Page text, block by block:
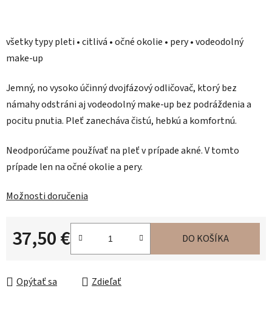
všetky typy pleti • citlivá • očné okolie • pery • vodeodolný
make-up
Jemný, no vysoko účinný dvojfázový odličovač, ktorý bez
námahy odstráni aj vodeodolný make-up bez podráždenia a
pocitu pnutia. Pleť zanecháva čistú, hebkú a komfortnú.
Neodporúčame používať na pleť v prípade akné. V tomto
prípade len na očné okolie a pery.
Možnosti doručenia
37,50 €
Jednotková cena:
DO KOŠÍKA
Opýtať sa Zdieľať